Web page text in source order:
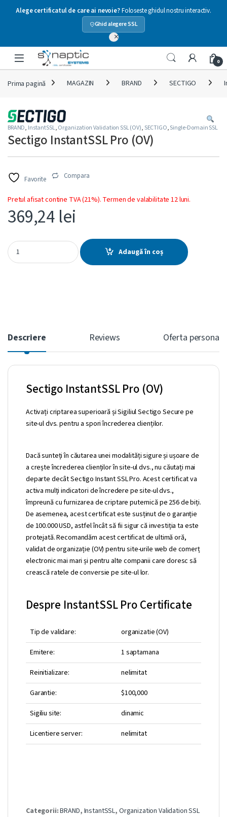
Alege certificatul de care ai nevoie?Foloseste ghidul nostru interactiv.
Ghid alegere SSL
×
Skip to navigation
Skip to content
Open 0
Prima pagină MAGAZIN BRAND SECTIGO
BRAND, InstantSSL,Organization Validation SSL (OV),SECTIGO,Single-Domain SSL
Sectigo InstantSSL Pro (OV)
Favorite Compara
Pretul afisat contine TVA (21%). Termen de valabilitate 12 luni.
369,24 lei
Sectigo InstantSSL Pro (OV) quantity
Adaugă în coș
Descriere Reviews Oferta
Sectigo InstantSSL Pro (OV)
Activați criptarea superioară și Sigiliul Sectigo Secure pe
site-ul dvs. pentru a spori încrederea clienților.
Dacă sunteți în căutarea unei modalități sigure și ușoare de
a crește încrederea clienților în site-ul dvs., nu căutați mai
departe decât Sectigo Instant SSL Pro. Acest certificat va
activa mulți indicatori de încredere pe site-ul dvs.,
împreună cu furnizarea de criptare puternică pe 256 de biți.
De asemenea, acest certificat este susținut de o garanție
de 100.000 USD, astfel încât să fii sigur că investiția ta este
protejată. Recomandăm acest certificat de ultimă oră,
validat de organizație (OV) pentru site-urile web de comerț
electronic mai mari și pentru alte companii care doresc să
crească ratele de conversie pe site-ul lor.
Despre InstantSSL Pro Certificate
Tip de validare:
organizatie (OV)
Emitere:
1 saptamana
Reinitializare:
nelimitat
Garantie:
$100,000
Sigiliu site:
dinamic
Licentiere server:
nelimitat
Categorii:BRAND, InstantSSL, Organization Validation SSL